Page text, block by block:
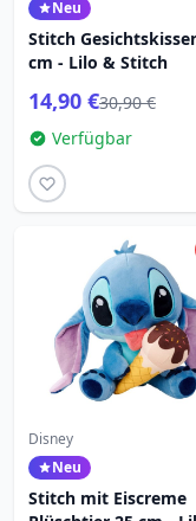
Neu
Stitch
cm - Lilo & Stitch
14,90 €30,90 €
Verfügbar
Disney
Neu
Stitch mit Eiscreme